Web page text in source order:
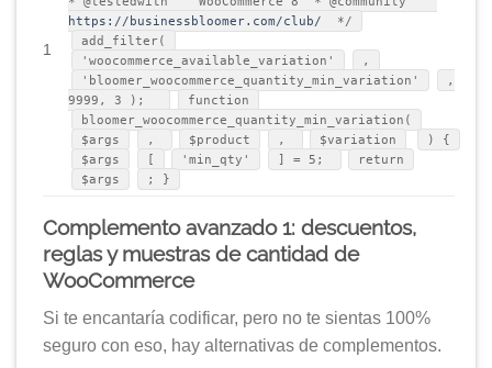
1
https://businessbloomer.com/club/
*/
add_filter(
'woocommerce_available_variation'
,
'bloomer_woocommerce_quantity_min_variation'
,
9999, 3 );
function
bloomer_woocommerce_quantity_min_variation(
$args
, $product , $variation
) {
$args
[ 'min_qty' ] = 5;
return
$args
; }
Complemento avanzado 1: descuentos,
reglas y muestras de cantidad de
WooCommerce
Si te encantaría codificar, pero no te sientas 100%
seguro con eso, hay alternativas de complementos.